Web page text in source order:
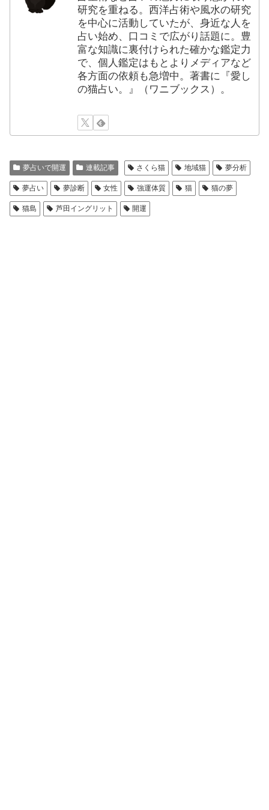
研究を重ねる。西洋占術や風水の研究
を中心に活動していたが、身近な人を
占い始め、口コミで広がり話題に。豊
富な知識に裏付けられた確かな鑑定力
で、個人鑑定はもとよりメディアなど
各方面の依頼も急増中。著書に『愛し
の猫占い。』（ワニブックス）。
夢占いで開運 連載記事 さくら猫 地域猫 夢分析
夢占い 夢診断 女性 強運体質 猫 猫の夢
猫島 芦田イングリット 開運